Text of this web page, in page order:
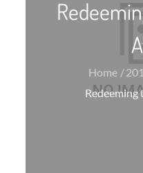
Home
Redeeming